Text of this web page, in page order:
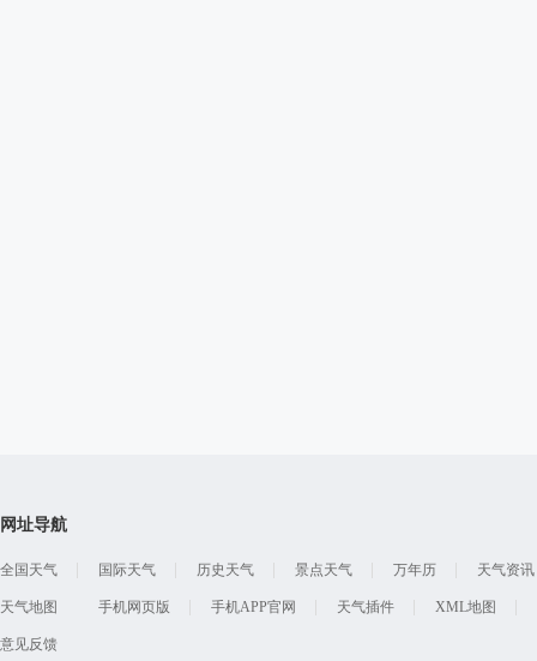
网址导航
全国天气 国际天气 历史天气 景点天气 万年历 天气资讯
天气地图 手机网页版 手机APP官网 天气插件 XML地图
意见反馈